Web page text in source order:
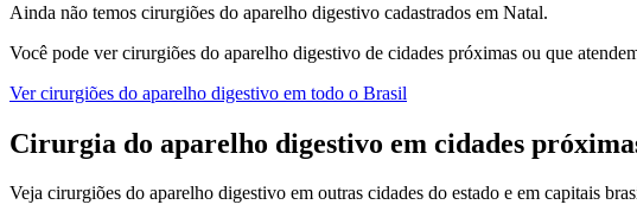
Ainda não temos cirurgiões do aparelho digestivo cadastrados em Natal.
Você pode vercirurgiões do aparelho digestivo de cidades próximas ou que
Vercirurgiões do aparelho digestivo em todo o Brasil
Cirurgia do aparelho digestivo em cidades
Veja cirurgiões do aparelho digestivo em outras cidades do estado e em capitais